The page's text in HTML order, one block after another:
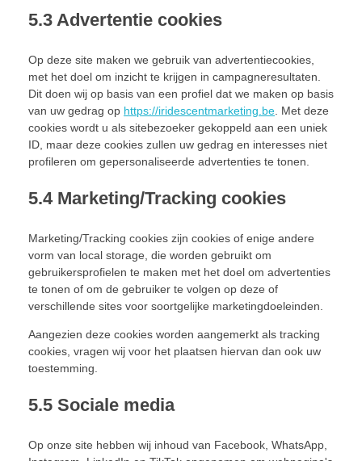
5.3 Advertentie cookies
Op deze site maken we gebruik van advertentiecookies,
met het doel om inzicht te krijgen in campagneresultaten.
Dit doen wij op basis van een profiel dat we maken op basis
van uw gedrag op https://iridescentmarketing.be. Met deze
cookies wordt u als sitebezoeker gekoppeld aan een uniek
ID, maar deze cookies zullen uw gedrag en interesses niet
profileren om gepersonaliseerde advertenties te tonen.
5.4 Marketing/Tracking cookies
Marketing/Tracking cookies zijn cookies of enige andere
vorm van local storage, die worden gebruikt om
gebruikersprofielen te maken met het doel om advertenties
te tonen of om de gebruiker te volgen op deze of
verschillende sites voor soortgelijke marketingdoeleinden.
Aangezien deze cookies worden aangemerkt als tracking
cookies, vragen wij voor het plaatsen hiervan dan ook uw
toestemming.
5.5 Sociale media
Op onze site hebben wij inhoud van Facebook, WhatsApp,